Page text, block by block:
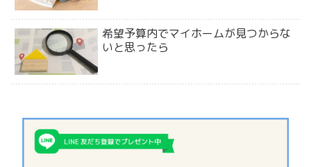
希望予算内でマイホームが見つからな
いと思ったら